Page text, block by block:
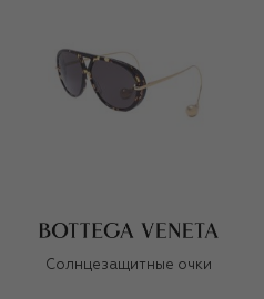
Солнцезащитные очки